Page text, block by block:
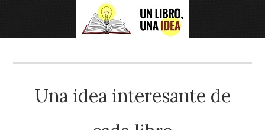
Una idea interesante de